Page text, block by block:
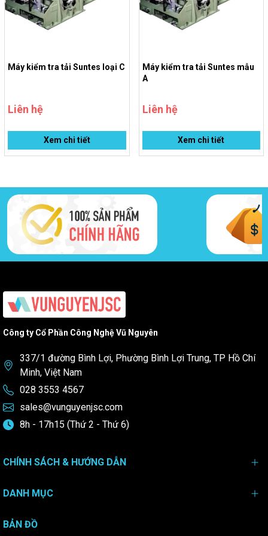
Công ty còn cung cấp thêm loại điều khiển servo thủy lực (hydraulic
servo control).
Có tủ điều khiển tiêu chuẩn cho máy thử tải.
mô men.
Có thể thiết kế tủ đo lường và điều khiển riêng theo yêu cầu
sản phẩm của công ty.
Quyền sở hữu bản quyền thuộc về công ty.
Thông tin có thể thay đổi mà không cần báo trước do cải tiến
sản phẩm.
tra độ bền, hiệu suất và các đặc tính vận hành của thiết bị máy móc
công nghiệp có yêu cầu tải nặng và mô men lớn, đặc biệt trong các
ngành nông nghiệp, xây dựng và cơ khí chính xác
Máy kiểm tra tải Suntes loại C
Liên hệ
Xem chi tiết
Máy kiểm tra tải Suntes mẫu
A
Liên hệ
Xem chi tiết
Công ty Cổ Phần Công Nghệ Vũ Nguyên
337/1 đường Bình Lợi, Phường Bình Lợi Trung, TP Hồ Chí
Minh, Việt Nam
028 3553 4567
sales@vunguyenjsc.com
8h - 17h15 (Thứ 2 - Thứ 6)
CHÍNH SÁCH & HƯỚNG DẪN
DANH MỤC
BẢN ĐỒ